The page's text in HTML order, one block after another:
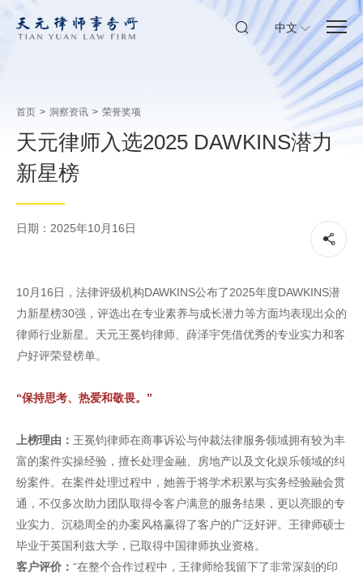
中文
首页 > 洞察资讯 > 荣誉奖项
天元律师入选2025 DAWKINS潜力
新星榜
日期：2025年10月16日
10月16日，法律评级机构DAWKINS公布了2025年度DAWKINS潜
力新星榜30强，评选出在专业素养与成长潜力等方面均表现出众的
律师行业新星。天元王冕钧律师、薛泽宇凭借优秀的专业实力和客
户好评荣登榜单。
“保持思考、热爱和敬畏。”
上榜理由： 王冕钧律师在商事诉讼与仲裁法律服务领域拥有较为丰
富的案件实操经验，擅长处理金融、房地产以及文化娱乐领域的纠
纷案件。在案件处理过程中，她善于将学术积累与实务经验融会贯
通，不仅多次助力团队取得令客户满意的服务结果，更以亮眼的专
业实力、沉稳周全的办案风格赢得了客户的广泛好评。王律师硕士
毕业于英国利兹大学，已取得中国律师执业资格。
客户评价： “在整个合作过程中，王律师给我留下了非常深刻的印